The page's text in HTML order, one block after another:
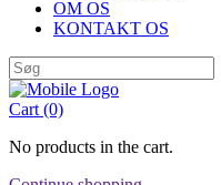
OM OS
KONTAKT OS
Cart (0)
No products in the cart.